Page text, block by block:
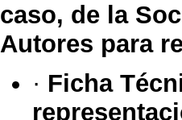
caso, de la
Autores para
· Ficha